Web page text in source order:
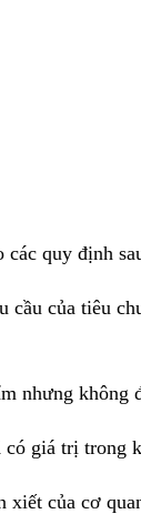
quy định
cầu của tiêu
nhưng không
giá trị trong
của cơ